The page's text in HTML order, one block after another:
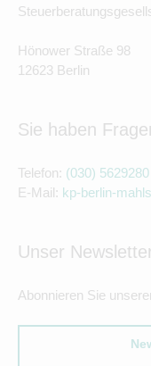
Hönower Straße 98
12623 Berlin
Sie haben
Telefon: (030) 5629280
E-Mail: kp-berlin-
Unser
Abonnieren Sie